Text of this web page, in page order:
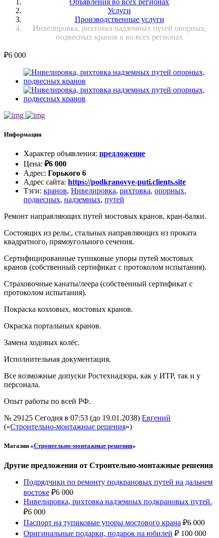
Услуги
Производственные услуги
Нивелировка, рихтовка надземных путей опорных,
подвесных кранов в во всех регионах
₽6 000
Информация
Характер объявления: предложение
Цена: ₽6 000
Адрес: Горького 6
Адрес сайта: https://podkranovye-puti.clients.site
Тэги: кранов, Нивелировка, рихтовка, опорных,
подвесных, надземных, путей
Ремонт направляющих путей мостовых кранов, кран-балки.
Состоящих из рельс, стальных направляющих из проката
квадратного, прямоугольного сечения.
Сертифицированные тупиковые упоры путей мостовых
кранов (собственный сертификат с протоколом испытания).
Страховочные канаты/леера (собственный сертификат с
протоколом испытания).
Покраска козловых, мостовых кранов.
Окраска портальных кранов.
Замена ходовых колёс.
Исполнительная документация.
Все возможные допуски Ростехнадзора, как у ИТР, так и у
персонала.
Опыт работы по всей РФ.
№ 29125 Сегодня в 07:53 (до 19.01.2038) Евгений
(«Строительно-монтажные решения»)
Магазин «Строительно-монтажные решения»
Другие предложения от Строительно-монтажные решения
Подрядчики по ремонту подкрановых путей на дальнем
востоке ₽6 000
Нивелировка, рихтовка надземных подкрановых путей.
₽6 000
Паспорт на тупиковые упоры мостового крана ₽6 000
Оригинальные подарки, подарок на юбилей ₽ 100 000